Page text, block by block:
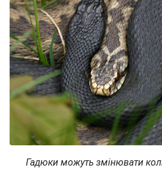
Гадюки можуть змінювати